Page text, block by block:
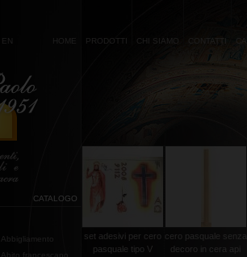
EN HOME PRODOTTI CHI SIAMO CONTATTI
CATALOGO
Abbigliamento
Abito francescano
set adesivi per cero
pasquale tipo V
cero pasquale senza
decoro in cera api